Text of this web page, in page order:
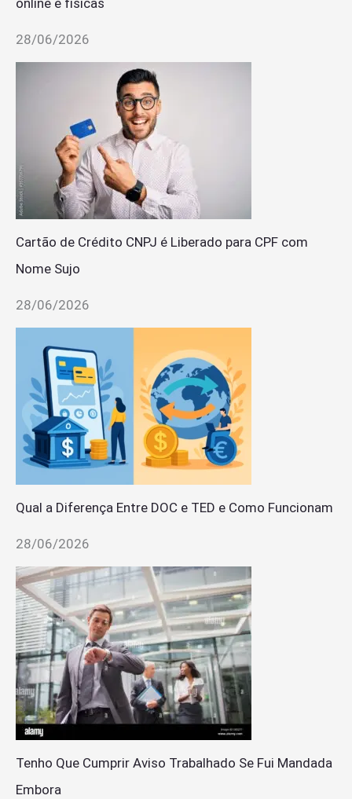
online e físicas
28/06/2026
Cartão de Crédito CNPJ é Liberado para CPF com
Nome Sujo
28/06/2026
Qual a Diferença Entre DOC e TED e Como Funcionam
28/06/2026
Tenho Que Cumprir Aviso Trabalhado Se Fui Mandada
Embora